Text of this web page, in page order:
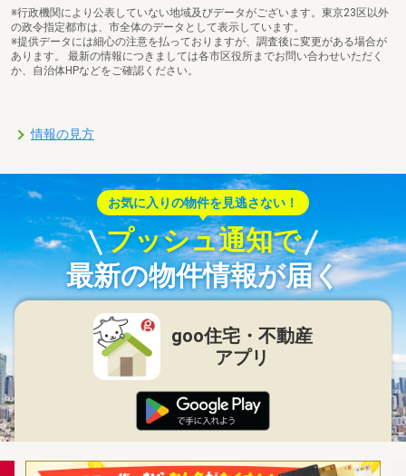
※行政機関により公表していない地域及びデータがございます。東京23区以外
の政令指定都市は、市全体のデータとして表示しています。
※提供データには細心の注意を払っておりますが、調査後に変更がある場合が
あります。 最新の情報につきましては各市区役所までお問い合わせいただく
か、自治体HPなどをご確認ください。
情報の見方
お気に入りの物件を見逃さない！
プッシュ通知で
最新の物件情報が届く
goo住宅・不動産
アプリ